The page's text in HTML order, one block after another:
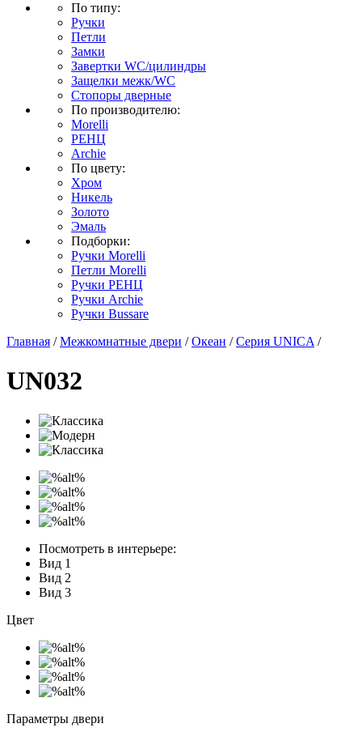
По типу:
Ручки
Петли
Замки
Завертки WC/цилиндры
Защелки межк/WC
Стопоры дверные
По производителю:
Morelli
РЕНЦ
Archie
По цвету:
Хром
Никель
Золото
Эмаль
Подборки:
Ручки Morelli
Петли Morelli
Ручки РЕНЦ
Ручки Archie
Ручки Bussare
Главная /Межкомнатные двери /Океан /Серия UNICA /
UN032
Посмотреть в интерьере:
Вид 1
Вид 2
Вид 3
Цвет
Параметры двери